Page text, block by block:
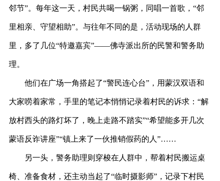
邻节”。每年这一天，村民共喝一锅粥，同唱一首歌，“邻
里相亲、守望相助”。与往年不同的是，活动现场的人群
里，多了几位“特邀嘉宾”——佛寺派出所的民警和警务助
理。
他们在广场一角搭起了“警民连心台”，用蒙汉双语和
大家唠着家常，手里的笔记本悄悄记录着村民的诉求：“解
放村西头的路灯坏了，晚上走路不踏实”“希望能多开几次
蒙语反诈讲座”“镇上来了一伙推销假药的人”……
另一头，警务助理则穿梭在人群中，帮着村民搬运桌
椅、准备食材，还主动当起了“临时摄影师”，记录下村民